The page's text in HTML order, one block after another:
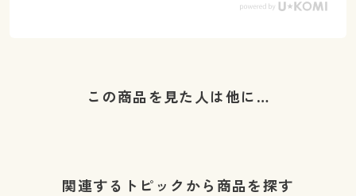
この商品を見た人は他に…
関連するトピックから商品を探す